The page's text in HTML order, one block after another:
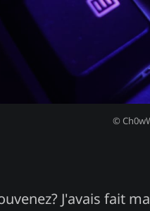
©
J'avais fait